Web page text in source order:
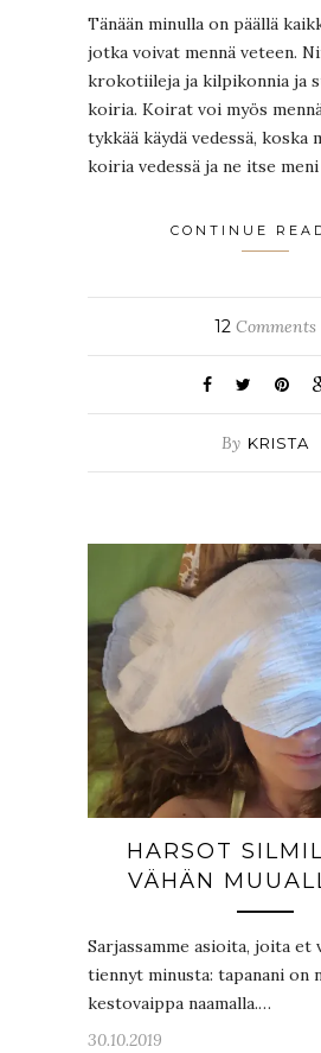
Tänään minulla on päällä
jotka voivat mennä veteen.
krokotiileja ja kilpikonnia ja
koiria. Koirat voi myös
tykkää käydä vedessä, koska
koiria vedessä ja ne itse meni
CONTINUE
12 Comments
By KRISTA
HARSOT
VÄHÄN
Sarjassamme asioita, joita et
tiennyt minusta: tapanani on
kestovaippa naamalla.…
30.10.2019